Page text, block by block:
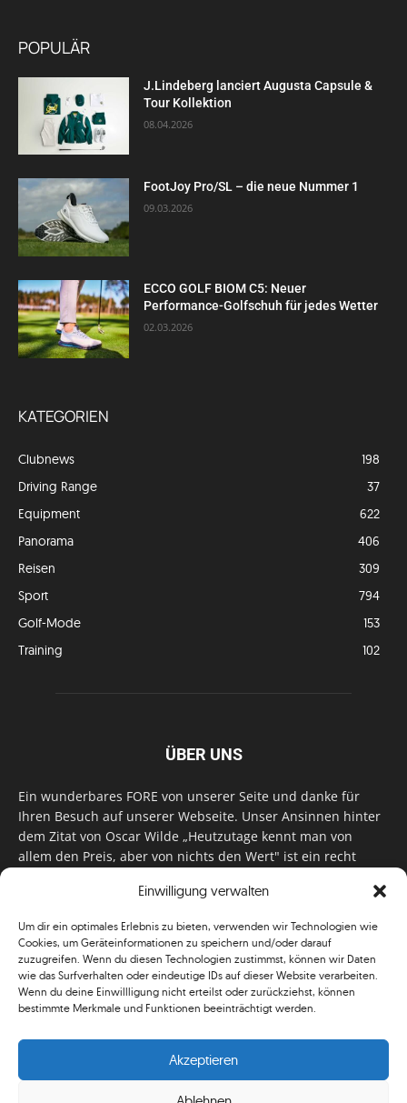
Einwilligung verwalten
Um dir ein optimales Erlebnis zu bieten, verwenden wir Technologien wie
Cookies, um Geräteinformationen zu speichern und/oder darauf
zuzugreifen. Wenn du diesen Technologien zustimmst, können wir Daten
wie das Surfverhalten oder eindeutige IDs auf dieser Website verarbeiten.
Wenn du deine Einwillligung nicht erteilst oder zurückziehst, können
bestimmte Merkmale und Funktionen beeinträchtigt werden.
Akzeptieren
POPULÄR
J.Lindeberg lanciert Augusta Capsule &
Tour Kollektion
08.04.2026
FootJoy Pro/SL – die neue Nummer 1
09.03.2026
ECCO GOLF BIOM C5: Neuer
Performance-Golfschuh für jedes Wetter
02.03.2026
KATEGORIEN
Clubnews
198
Driving Range
37
Equipment
622
Panorama
406
Reisen
309
Sport
794
Golf-Mode
153
Training
102
ÜBER UNS
Ein wunderbares FORE von unserer Seite und danke für
Ihren Besuch auf unserer Webseite. Unser Ansinnen hinter
dem Zitat von Oscar Wilde „Heutzutage kennt man von
allem den Preis, aber von nichts den Wert" ist ein recht
für Monat unser Bestes, um Sie mit außergewöhnlichen
zu versorgen. Im Magazin, auf unserer Website & auf
unseren Social Media Plattformen! Das verdient im
klassischen Wortsinn nicht nur Anerkennung!